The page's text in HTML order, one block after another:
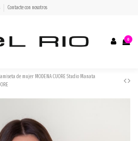
Contacte con nosotros
0
de mujer MODENA CUORE Studio Manata